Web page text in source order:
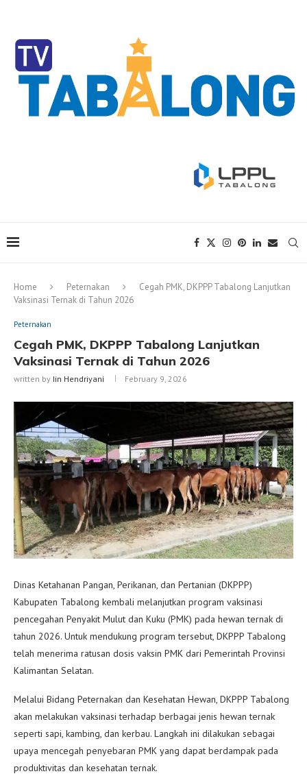
Home Peternakan
Cegah PMK, DKPPP Tabalong Lanjutkan
Vaksinasi Ternak di Tahun 2026
Peternakan
Cegah PMK, DKPPP Tabalong Lanjutkan
Vaksinasi Ternak di Tahun 2026
written by Iin Hendriyani February 9, 2026
Dinas Ketahanan Pangan, Perikanan, dan Pertanian (DKPPP)
Kabupaten Tabalong kembali melanjutkan program vaksinasi
pencegahan Penyakit Mulut dan Kuku (PMK) pada hewan ternak di
tahun 2026. Untuk mendukung program tersebut, DKPPP Tabalong
telah menerima ratusan dosis vaksin PMK dari Pemerintah Provinsi
Kalimantan Selatan.
Melalui Bidang Peternakan dan Kesehatan Hewan, DKPPP Tabalong
akan melakukan vaksinasi terhadap berbagai jenis hewan ternak
seperti sapi, kambing, dan kerbau. Langkah ini dilakukan sebagai
upaya mencegah penyebaran PMK yang dapat berdampak pada
produktivitas dan kesehatan ternak.